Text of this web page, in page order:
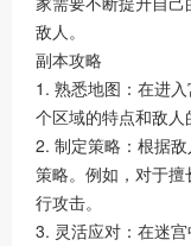
敌人。
副本攻略
1. 熟悉地图：在进
个区域的特点和敌人
2. 制定策略：根据
策略。例如，对于
行攻击。
3. 灵活应对：在迷